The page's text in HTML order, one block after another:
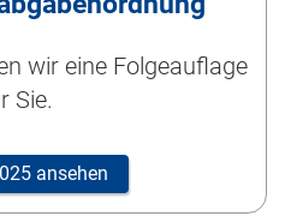
wir eine Folgeauflage
Sie.
ansehen